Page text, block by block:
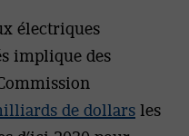
électriques
implique des
de dollarsles